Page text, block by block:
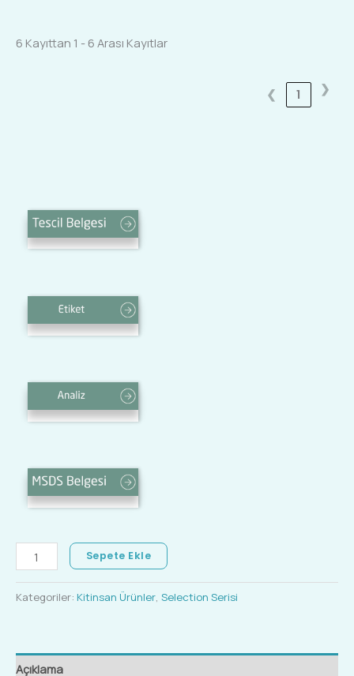
6 Kayıttan 1 - 6 Arası Kayıtlar
❮ 1 ❯
Sepete Ekle
Kategoriler: Kitinsan Ürünler, Selection Serisi
Açıklama